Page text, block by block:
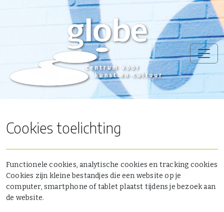
Cookies toelichting
Functionele cookies, analytische cookies en tracking cookies
Cookies zijn kleine bestandjes die een website op je
computer, smartphone of tablet plaatst tijdens je bezoek aan
de website.